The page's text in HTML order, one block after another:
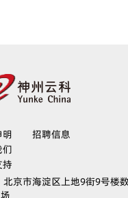
明
招聘信息
们
持
北京市海淀区上地9街9号楼